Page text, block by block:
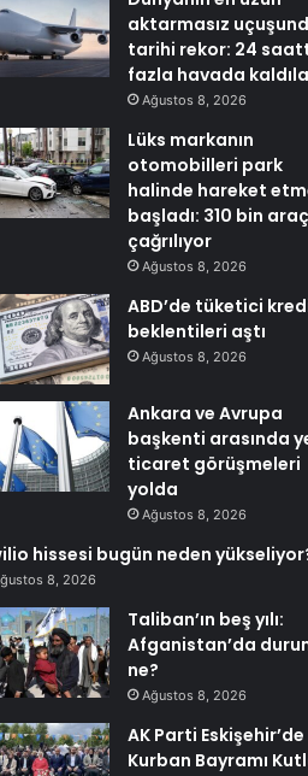
aktarmasız
tarihi rekor: 24
fazla havada
Ağustos 8, 2026
Lüks markanın
otomobilleri park
halinde hareket
başladı: 310 bin
çağrılıyor
Ağustos 8, 2026
ABD’de tüketici
beklentileri aştı
Ağustos 8, 2026
Ankara ve Avrupa
başkenti arasında
ticaret görüşmeleri
yolda
Ağustos 8, 2026
hissesi bugün neden
8, 2026
Taliban’ın beş yılı:
Afganistan’da
ne?
Ağustos 8, 2026
AK Parti Eskişehir’de
Kurban Bayramı